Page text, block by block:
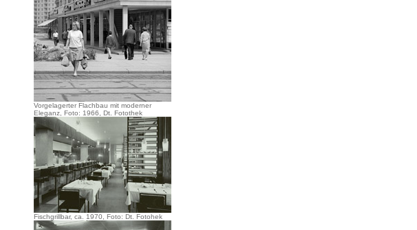
Vorgelagerter Flachbau mit moderner
Eleganz, Foto: 1966, Dt. Fotothek
Fischgrillbar, ca. 1970, Foto: Dt. Fotohek